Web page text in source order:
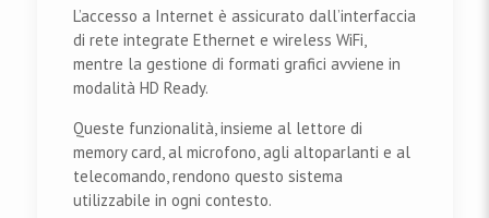
L’accesso a Internet è assicurato dall’interfaccia
di rete integrate Ethernet e wireless WiFi,
mentre la gestione di formati grafici avviene in
modalità HD Ready.
Queste funzionalità, insieme al lettore di
memory card, al microfono, agli altoparlanti e al
telecomando, rendono questo sistema
utilizzabile in ogni contesto.